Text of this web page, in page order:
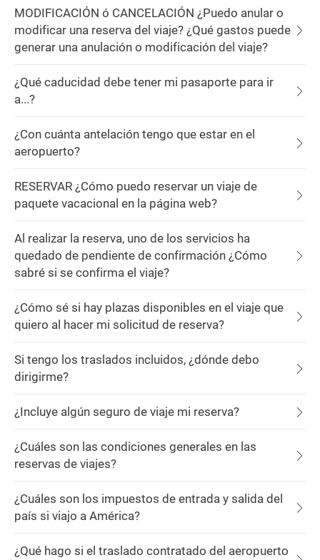
MODIFICACIÓN ó CANCELACIÓN ¿Puedo anular o
modificar una reserva del viaje? ¿Qué gastos puede
generar una anulación o modificación del viaje?
¿Qué caducidad debe tener mi pasaporte para ir
a...?
¿Con cuánta antelación tengo que estar en el
aeropuerto?
RESERVAR ¿Cómo puedo reservar un viaje de
paquete vacacional en la página web?
Al realizar la reserva, uno de los servicios ha
quedado de pendiente de confirmación ¿Cómo
sabré si se confirma el viaje?
¿Cómo sé si hay plazas disponibles en el viaje que
quiero al hacer mi solicitud de reserva?
Si tengo los traslados incluidos, ¿dónde debo
dirigirme?
¿Incluye algún seguro de viaje mi reserva?
¿Cuáles son las condiciones generales en las
reservas de viajes?
¿Cuáles son los impuestos de entrada y salida del
país si viajo a América?
¿Qué hago si el traslado contratado del aeropuerto